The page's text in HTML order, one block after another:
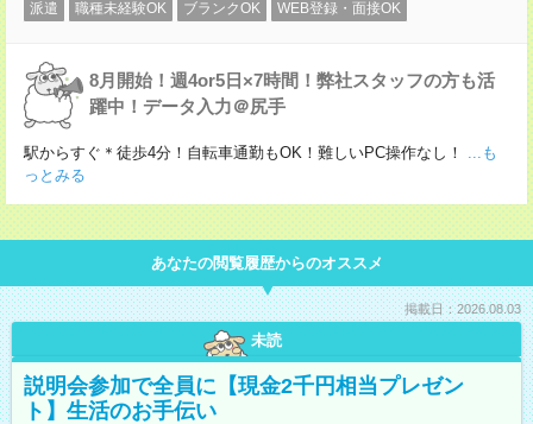
派遣 職種未経験OK ブランクOK WEB登録・面接OK
8月開始！週4or5日×7時間！弊社スタッフの方も活
躍中！データ入力＠尻手
駅からすぐ＊徒歩4分！自転車通勤もOK！難しいPC操作なし！
...も
っとみる
あなたの閲覧履歴からのオススメ
掲載日：2026.08.03
未読
説明会参加で全員に【現金2千円相当プレゼン
ト】生活のお手伝い